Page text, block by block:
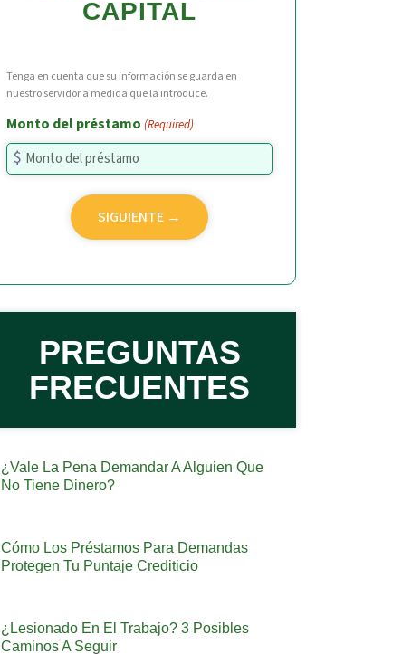
CAPITAL
Tenga en cuenta que su información se guarda en
nuestro servidor a medida que la introduce.
Monto del préstamo (Required)
PREGUNTAS
FRECUENTES
¿Vale La Pena Demandar A Alguien Que
No Tiene Dinero?
Cómo Los Préstamos Para Demandas
Protegen Tu Puntaje Crediticio
¿Lesionado En El Trabajo? 3 Posibles
Caminos A Seguir